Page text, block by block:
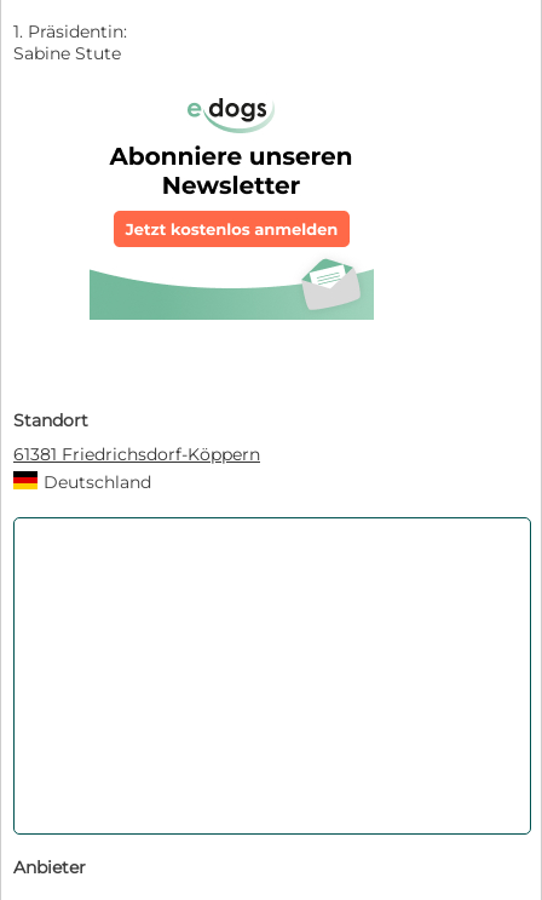
1. Präsidentin:
Sabine Stute
Standort
61381 Friedrichsdorf-Köppern
Deutschland
Anbieter